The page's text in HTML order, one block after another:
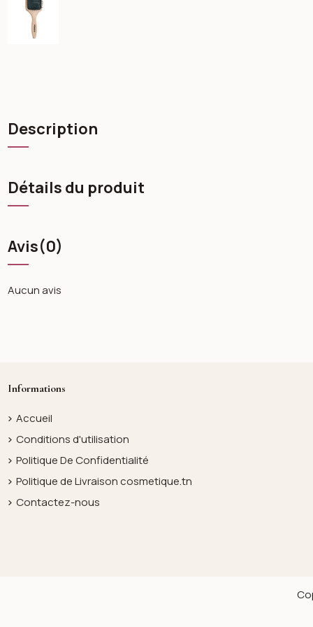
Description
Détails du produit
Avis(0)
Aucun avis
Informations
Accueil
Conditions d'utilisation
Politique De Confidentialité
Politique de Livraison cosmetique.tn
Contactez-nous